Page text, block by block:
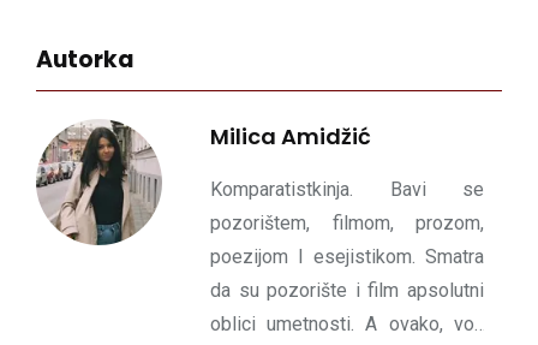
Autorka
Milica Amidžić
Komparatistkinja. Bavi se
pozorištem, filmom, prozom,
poezijom I esejistikom. Smatra
da su pozorište i film apsolutni
oblici umetnosti. A ovako, voli